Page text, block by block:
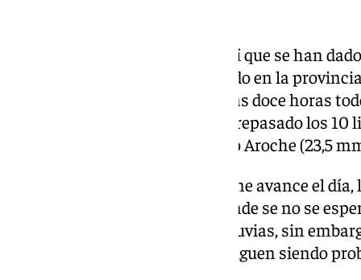
En cuanto a Andalucía, donde sí que se han
copiosas la pasada noche ha sido en la
datos de Hidrosur, en las últimas doce horas
localidades onubenses han sobrepasado los
Rosal de la Frontera (24,9 mm) o Aroche (23,5
A partir de este jueves y conforme avance el
toda la provincia de Málaga, donde se no se
próximos días. Los avisos por lluvias, sin
Córdoba, Jaén y Sevilla, donde siguen siendo